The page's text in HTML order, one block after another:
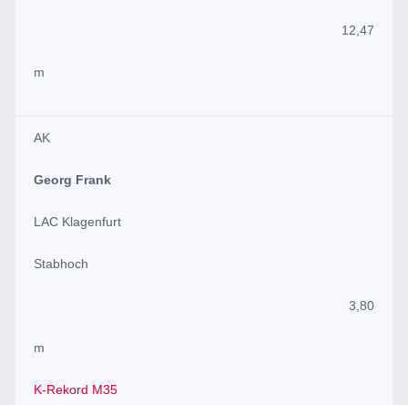
12,47
m
AK
Georg Frank
LAC Klagenfurt
Stabhoch
3,80
m
K-Rekord M35